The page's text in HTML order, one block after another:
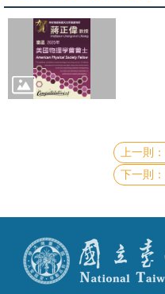
NTU
SiteMap